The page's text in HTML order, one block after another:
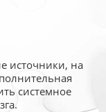
источники, на
системное